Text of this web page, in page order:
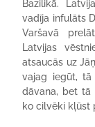
Bazilikā.
vadīja infulāts
Varšavā
Latvijas
atsaucās uz
vajag iegūt, tā
dāvana, bet tā
ko cilvēki kļūst